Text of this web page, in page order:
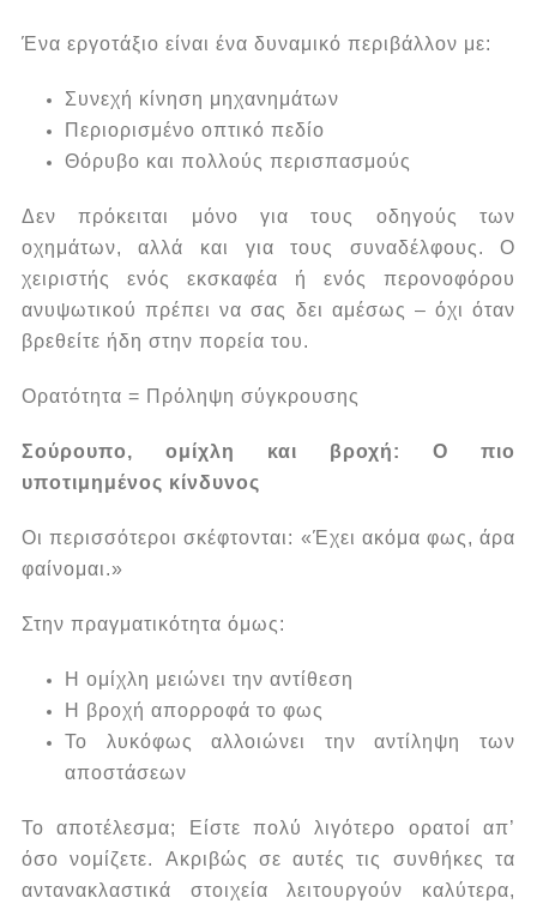
Ένα εργοτάξιο είναι ένα δυναμικό περιβάλλον με:
Συνεχή κίνηση μηχανημάτων
Περιορισμένο οπτικό πεδίο
Θόρυβο και πολλούς περισπασμούς
Δεν πρόκειται μόνο για τους οδηγούς των
οχημάτων, αλλά και για τους συναδέλφους. Ο
χειριστής ενός εκσκαφέα ή ενός περονοφόρου
ανυψωτικού πρέπει να σας δει αμέσως – όχι όταν
βρεθείτε ήδη στην πορεία του.
Ορατότητα = Πρόληψη σύγκρουσης
Σούρουπο, ομίχλη και βροχή: Ο πιο
υποτιμημένος κίνδυνος
Οι περισσότεροι σκέφτονται: «Έχει ακόμα φως, άρα
φαίνομαι.»
Στην πραγματικότητα όμως:
Η ομίχλη μειώνει την αντίθεση
Η βροχή απορροφά το φως
Το λυκόφως αλλοιώνει την αντίληψη των
αποστάσεων
Το αποτέλεσμα; Είστε πολύ λιγότερο ορατοί απ’
όσο νομίζετε. Ακριβώς σε αυτές τις συνθήκες τα
αντανακλαστικά στοιχεία λειτουργούν καλύτερα,